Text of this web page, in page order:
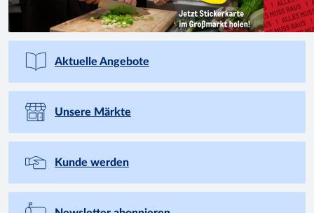
Aktuelle Angebote
Unsere Märkte
Kunde werden